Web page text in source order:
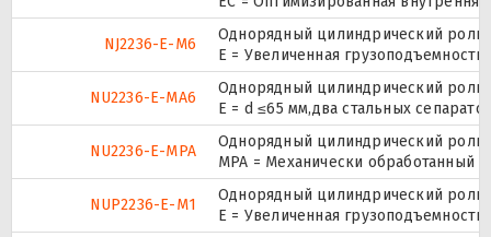
NJ2236-E-M6
Однорядный цилиндрический
E = Увеличенная
NU2236-E-MA6
Однорядный цилиндрический
E = d ≤65 мм,два стальных
NU2236-E-MPA
Однорядный цилиндрический
MPA = Механически обработанный
NUP2236-E-M1
Однорядный цилиндрический
E = Увеличенная